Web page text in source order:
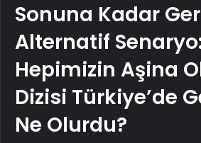
Sonuna Kadar
Alternatif
Hepimizin Aşina
Dizisi Türkiye’de
Ne Olurdu?